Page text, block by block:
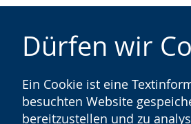
Dürfen wir
Ein Cookie ist eine
besuchten Website
bereitzustellen und zu